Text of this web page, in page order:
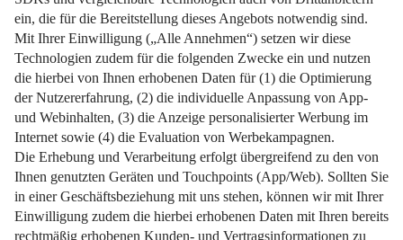
wie man gut vorbereitet ist.
Weiterlesen